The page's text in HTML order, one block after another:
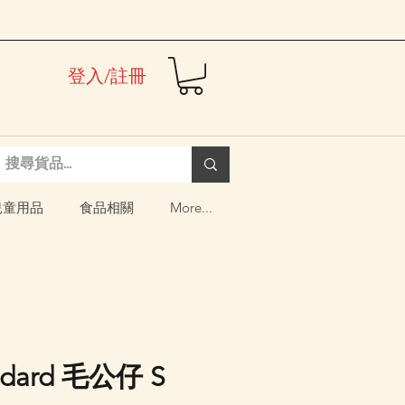
登入/註冊
童用品 食品相關 More...
毛公仔 S